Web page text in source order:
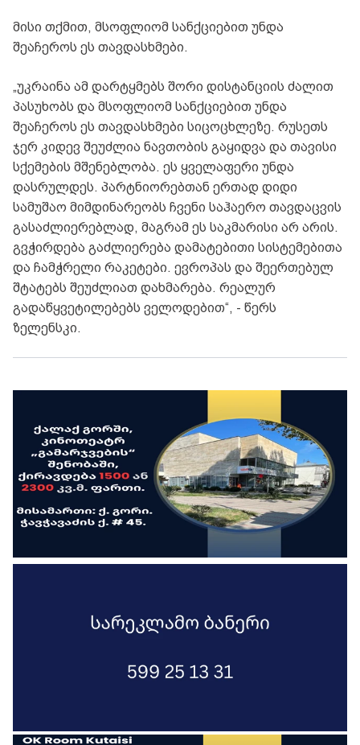
მისი თქმით, მსოფლიომ სანქციებით უნდა
შეაჩეროს ეს თავდასხმები.
„უკრაინა ამ დარტყმებს შორი დისტანციის ძალით
პასუხობს და მსოფლიომ სანქციებით უნდა
შეაჩეროს ეს თავდასხმები სიცოცხლეზე. რუსეთს
ჯერ კიდევ შეუძლია ნავთობის გაყიდვა და თავისი
სქემების მშენებლობა. ეს ყველაფერი უნდა
დასრულდეს. პარტნიორებთან ერთად დიდი
სამუშაო მიმდინარეობს ჩვენი საჰაერო თავდაცვის
გასაძლიერებლად, მაგრამ ეს საკმარისი არ არის.
გვჭირდება გაძლიერება დამატებითი სისტემებითა
და ჩამჭრელი რაკეტები. ევროპას და შეერთებულ
შტატებს შეუძლიათ დახმარება. რეალურ
გადაწყვეტილებებს ველოდებით“, - წერს
ზელენსკი.